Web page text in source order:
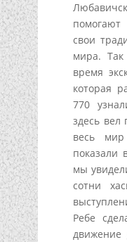
свои
мира.
время
которая
770
здесь
весь
показали
мы
сотни
Ребе
движение